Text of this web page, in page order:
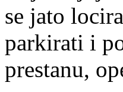
se jato
parkirati i
prestanu,